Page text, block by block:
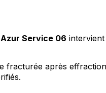
Azur Service 06
après